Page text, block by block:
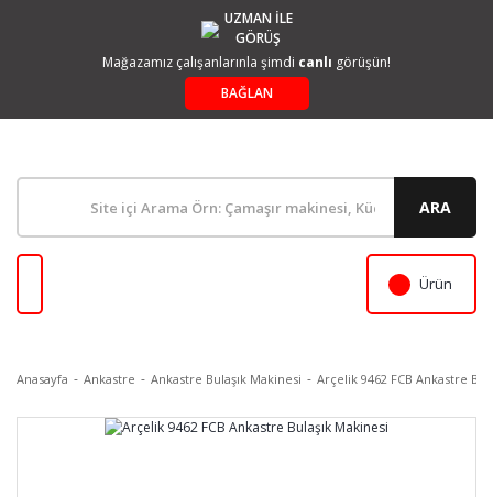
UZMAN İLE
GÖRÜŞ
Mağazamız çalışanlarınla şimdi canlı görüşün!
BAĞLAN
ARA
Ürün
Anasayfa Ankastre Ankastre Bulaşık Makinesi Arçelik 9462 FCB Ankastre